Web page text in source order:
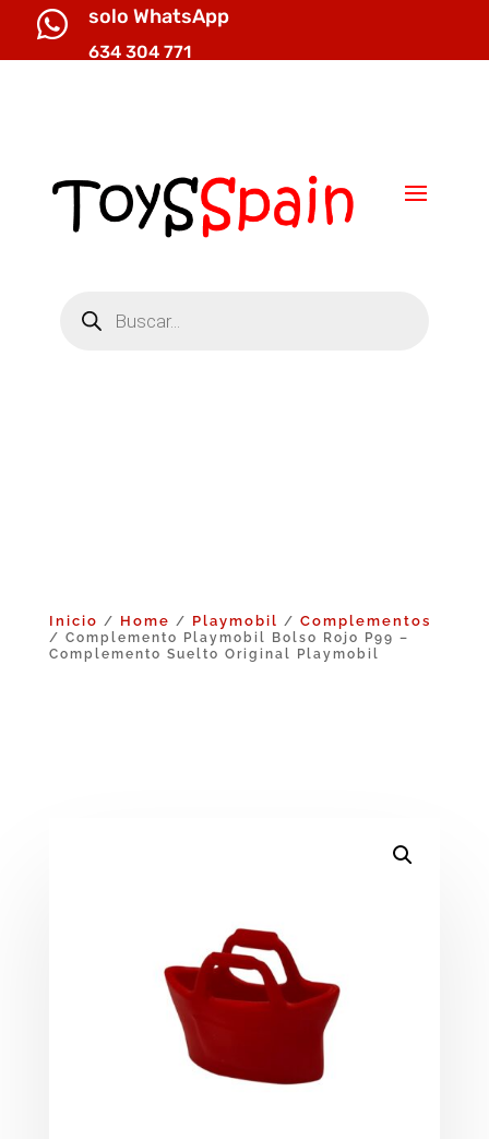
 solo WhatsApp
634 304 771
productos
Inicio / Home / Playmobil / Complementos
/ Complemento Playmobil Bolso Rojo P99 –
Complemento Suelto Original Playmobil